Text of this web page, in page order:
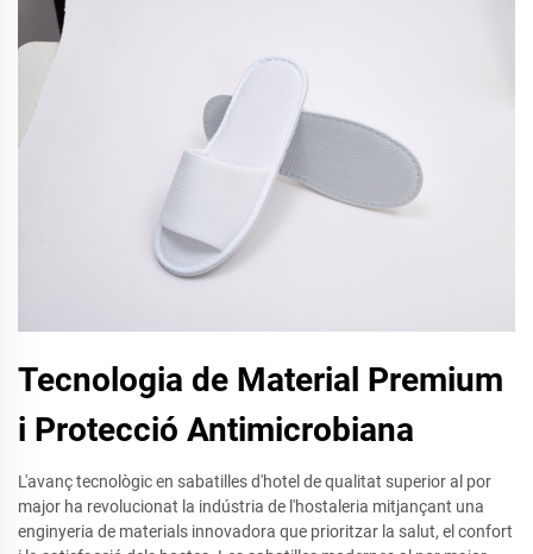
Tecnologia de Material Premium
i Protecció Antimicrobiana
L'avanç tecnològic en sabatilles d'hotel de qualitat superior al por
major ha revolucionat la indústria de l'hostaleria mitjançant una
enginyeria de materials innovadora que prioritzar la salut, el confort